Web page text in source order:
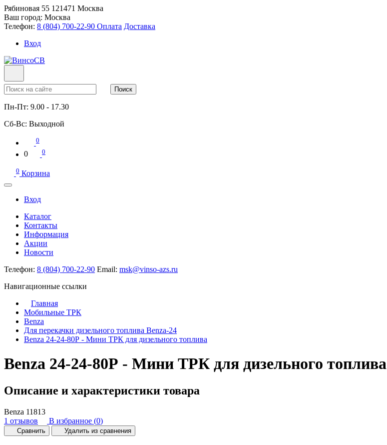
Рябиновая 55 121471 Москва
Ваш город: Москва
Телефон: 8 (804) 700-22-90 Оплата Доставка
Вход
Поиск
Пн-Пт: 9.00 - 17.30
Сб-Вс: Выходной
0
0 0
0 Корзина
Вход
Каталог
Контакты
Информация
Акции
Новости
Телефон: 8 (804) 700-22-90 Email: msk@vinso-azs.ru
Навигационные ссылки
Главная
Мобильные ТРК
Benza
Для перекачки дизельного топлива Benza-24
Benza 24-24-80Р - Мини ТРК для дизельного топлива
Benza 24-24-80Р - Мини ТРК для дизельного топлива
Описание и характеристики товара
Benza 11813
1 отзывов
В избранное (0)
Сравнить Удалить из сравнения